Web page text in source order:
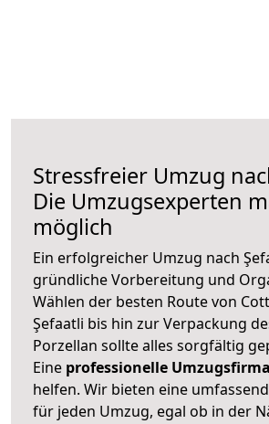
Stressfreier Umzug
Die Umzugsexperten
möglich
Ein erfolgreicher Umzug nach
gründliche Vorbereitung und
Wählen der besten Route von
Şefaatli bis hin zur Verpackung
Porzellan sollte alles sorgfältig
Eine professionelle Umzugsfirma
helfen. Wir bieten eine
für jeden Umzug, egal ob in der